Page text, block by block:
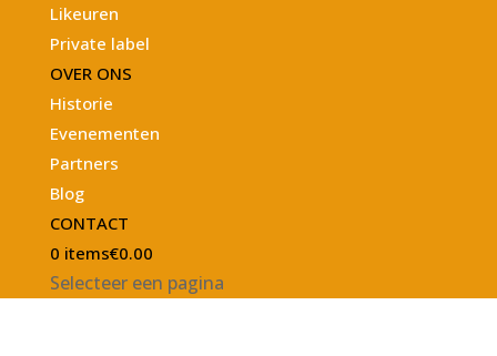
Likeuren
Private label
OVER ONS
Historie
Evenementen
Partners
Blog
CONTACT
0 items€0.00
Selecteer een pagina